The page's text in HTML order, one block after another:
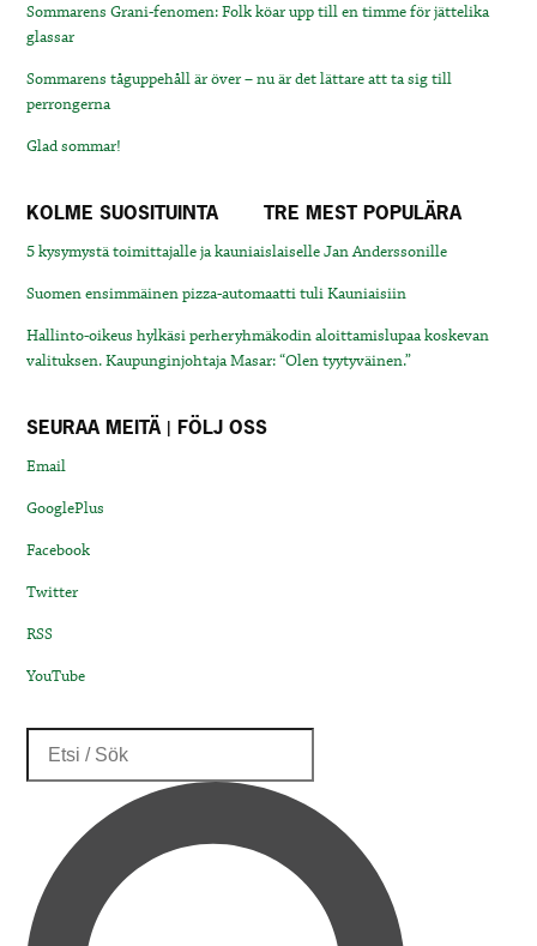
Sommarens Grani-fenomen: Folk köar upp till en timme för jättelika
glassar
Sommarens tåguppehåll är över – nu är det lättare att ta sig till
perrongerna
Glad sommar!
KOLME SUOSITUINTA TRE MEST POPULÄRA
5 kysymystä toimittajalle ja kauniaislaiselle Jan Anderssonille
Suomen ensimmäinen pizza-automaatti tuli Kauniaisiin
Hallinto-oikeus hylkäsi perheryhmäkodin aloittamislupaa koskevan
valituksen. Kaupunginjohtaja Masar: “Olen tyytyväinen.”
SEURAA MEITÄ | FÖLJ OSS
Email
GooglePlus
Facebook
Twitter
RSS
YouTube